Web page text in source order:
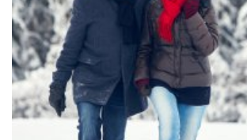
So erreichen Sie uns -
Kontaktformular
REISEGUTSCHEINE
AKTUELLE AKTIONEN /
Anmeldung Newsletter